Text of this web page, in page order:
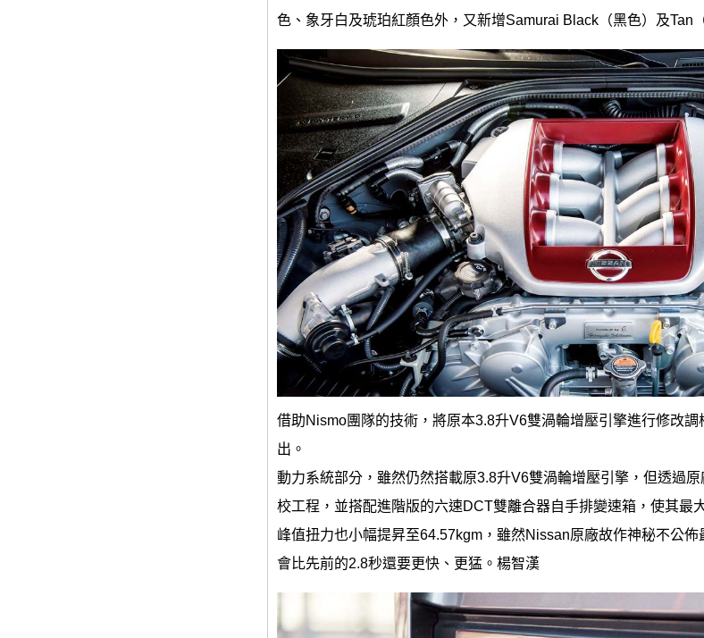
色、象牙白及琥珀紅顏色外，又新增Samurai Black（黑色）及Tan
借助Nismo團隊的技術，將原本3.8升V6雙渦輪增壓引擎進行修改
出。
動力系統部分，雖然仍然搭載原3.8升V6雙渦輪增壓引擎，但透過
校工程，並搭配進階版的六速DCT雙離合器自手排變速箱，使其最
峰值扭力也小幅提昇至64.57kgm，雖然Nissan原廠故作神秘不公
會比先前的2.8秒還要更快、更猛。楊智漢